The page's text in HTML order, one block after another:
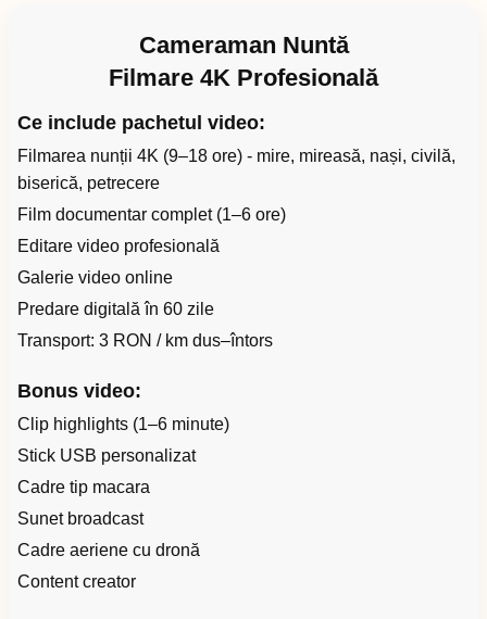
Cameraman Nuntă
Filmare 4K Profesională
Ce include pachetul video:
Filmarea nunții 4K (9–18 ore) - mire, mireasă, nași, civilă,
biserică, petrecere
Film documentar complet (1–6 ore)
Editare video profesională
Galerie video online
Predare digitală în 60 zile
Transport: 3 RON / km dus–întors
Bonus video:
Clip highlights (1–6 minute)
Stick USB personalizat
Cadre tip macara
Sunet broadcast
Cadre aeriene cu dronă
Content creator